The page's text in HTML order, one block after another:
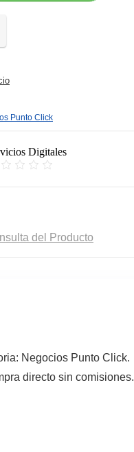
Punto Click
Digitales
del Producto
Negocios Punto Click.
directo sin comisiones.